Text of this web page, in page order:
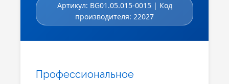
Артикул: BG01.05.015-0015 | Код
производителя: 22027
Профессиональное